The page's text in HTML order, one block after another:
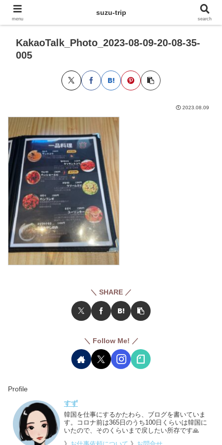
KakaoTalk_Photo_2023-08-09-20-08-35-
005
2023.08.09
＼ SHARE ／
＼ Follow Me! ／
Profile
すず
韓国を仕事にするかたわら、ブログを書いていま
す。コロナ前は365日のうち100日くらいは韓国に
いたので、そのくらいまで戻したい所存です🙏
menu
suzu-trip
search